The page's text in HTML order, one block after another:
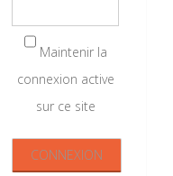
Maintenir la
connexion active
sur ce site